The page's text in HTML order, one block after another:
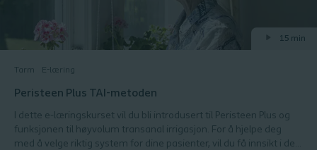
Tarm E-læring
15 min
Peristeen Plus TAI-metoden
I dette e-læringskurset vil du bli introdusert til Peristeen Plus og
funksjonen til høyvolum transanal irrigasjon. For å hjelpe deg
med å velge riktig system for dine pasienter, vil du få innsikt i de